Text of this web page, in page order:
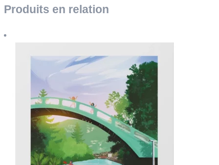
Produits en relation